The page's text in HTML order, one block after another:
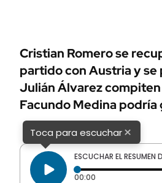
Cristian Romero se
partido con Austria y
Julián Álvarez
Facundo Medina podría
Toca para escuchar×
ESCUCHAR EL RESUMEN
00:00 Tiempo